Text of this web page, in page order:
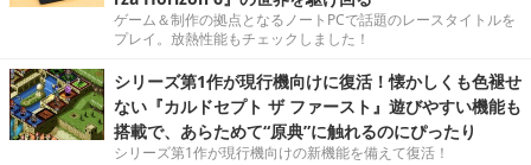
ゲーム＆制作の拠点となるノートPCで話題のレースタイトルを
プレイ。放熱性能もチェックしました！
シリーズ第1作が現行機向けに復活！懐かしくも色褪せ
ない『カルドセプト ザ ファースト』遊びやすい機能も
搭載で、あらためて“原典”に触れるのにぴったり
シリーズ第1作が現行機向けの新機能を備えて復活！